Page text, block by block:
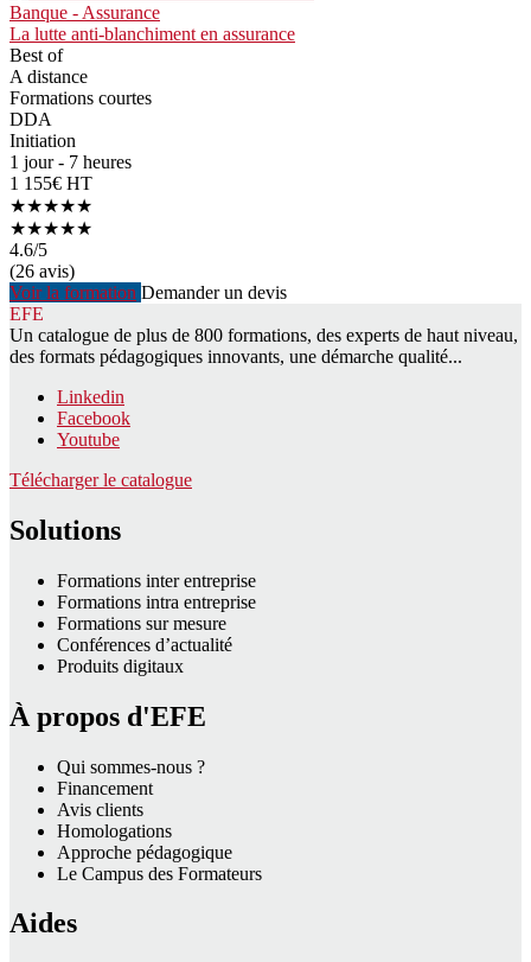
Banque - Assurance
La lutte anti-blanchiment en assurance
Best of
A distance
Formations courtes
DDA
Initiation
1 jour - 7 heures
1 155€ HT
★★★★★
★★★★★
4.6/5
(26 avis)
Voir la formation Demander un devis
EFE
Un catalogue de plus de 800 formations, des experts de haut niveau,
des formats pédagogiques innovants, une démarche qualité...
Linkedin
Facebook
Youtube
Télécharger le catalogue
Solutions
Formations inter entreprise
Formations intra entreprise
Formations sur mesure
Conférences d’actualité
Produits digitaux
À propos d'EFE
Qui sommes-nous ?
Financement
Avis clients
Homologations
Approche pédagogique
Le Campus des Formateurs
Aides